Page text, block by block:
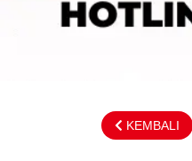
KEMBALI